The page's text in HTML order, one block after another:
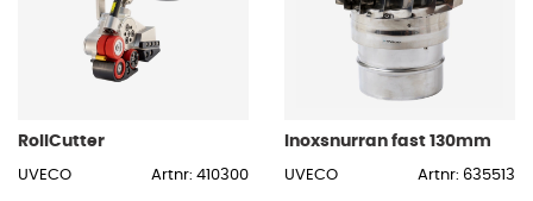
RollCutter
UVECO Artnr: 410300
Inoxsnurran fast 130mm
UVECO Artnr: 635513